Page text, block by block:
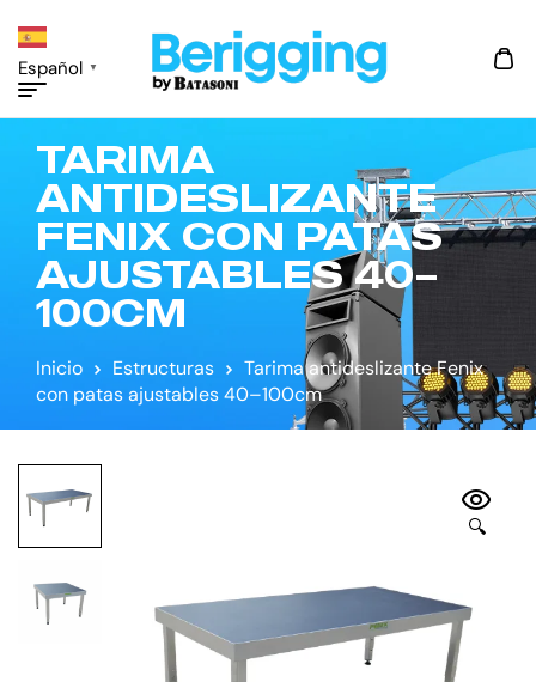
Español ▼
TARIMA
ANTIDESLIZANTE
FENIX CON PATAS
AJUSTABLES 40–
100CM
Inicio Estructuras
Tarima antideslizante Fenix
con patas ajustables 40–100cm
🔍